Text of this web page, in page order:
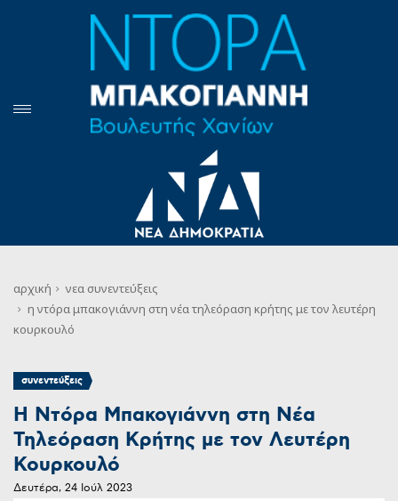
αρχική νεα συνεντεύξεις
η ντόρα μπακογιάννη στη νέα τηλεόραση κρήτης με τον λευτέρη
κουρκουλό
συνεντεύξεις
Η Ντόρα Μπακογιάννη στη Νέα
Τηλεόραση Κρήτης με τον Λευτέρη
Κουρκουλό
Δευτέρα, 24 Ιούλ 2023